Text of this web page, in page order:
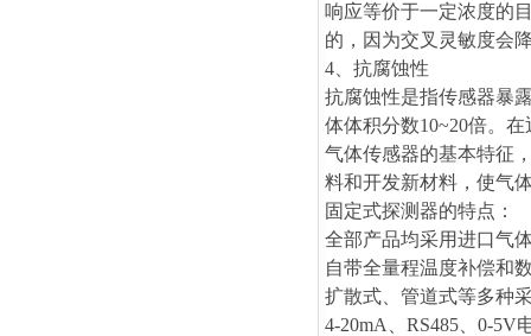
响应等价于一定浓度的
的，因为交叉灵敏度会
4、抗腐蚀性
抗腐蚀性是指传感器暴
体体积分数10~20倍。
气体传感器的基本特征
料和开发新材料，使气
固定式探测器的特点：
全部产品均采用进口气
自带全量程温度补偿和
扩散式、管道式等多种
4-20mA、RS485、0-5V